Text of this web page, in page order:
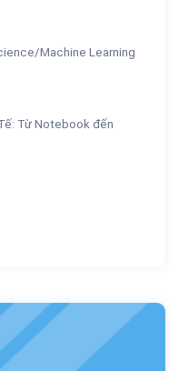
Machine Learning
Từ Notebook đến